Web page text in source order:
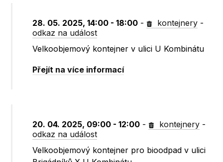
28. 05. 2025, 14:00 - 18:00 - kontejnery -
odkaz na událost
Velkoobjemový kontejner v ulici U Kombinátu
Přejít na více informací
20. 04. 2025, 09:00 - 12:00 - kontejnery -
odkaz na událost
Velkoobjemový kontejner pro bioodpad v ulici